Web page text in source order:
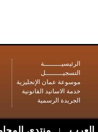
الرئيسيـــــــــة
التسجيـــــــــل
موسوعة عمان الإنجليزية
خدمة الاسانيد القانونية
الجريدة الرسمية